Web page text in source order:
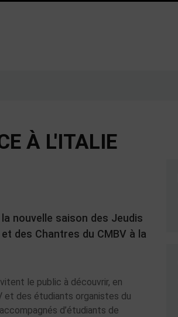
À L'ITALIE
nouvelle saison des Jeudis
des Chantres du CMBV à la
le public à découvrir, en
et des étudiants organistes du
d’étudiants de